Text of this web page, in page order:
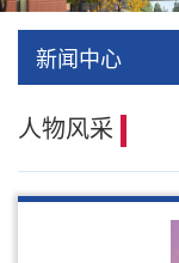
新闻中心
人物风采